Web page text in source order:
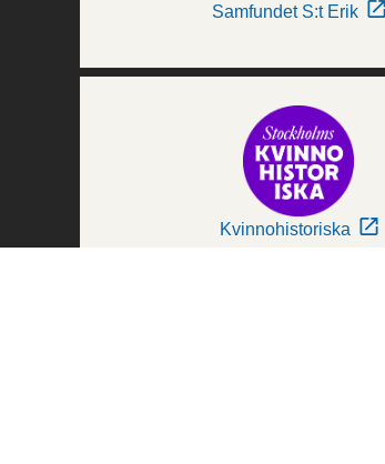
Samfundet S:t Erik
Kvinnohistoriska